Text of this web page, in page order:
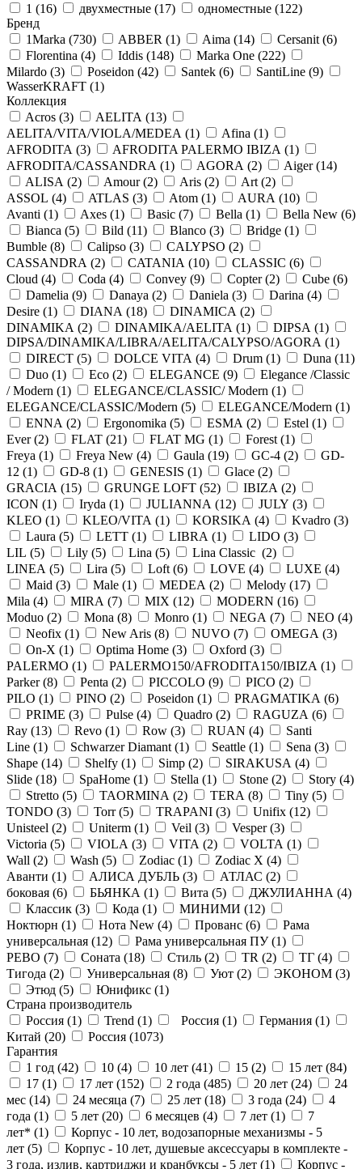
1 (16) двухместные (17) одноместные (122)
Бренд
1Marka (730) ABBER (1) Aima (14) Cersanit (6)
Florentina (4) Iddis (148) Marka One (222)
Milardo (3) Poseidon (42) Santek (6) SantiLine (9)
WasserKRAFT (1)
Коллекция
Acros (3) AELITA (13)
AELITA/VITA/VIOLA/MEDEA (1) Afina (1)
AFRODITA (3) AFRODITA PALERMO IBIZA (1)
AFRODITA/CASSANDRA (1) AGORA (2) Aiger (14)
ALISA (2) Amour (2) Aris (2) Art (2)
ASSOL (4) ATLAS (3) Atom (1) AURA (10)
Avanti (1) Axes (1) Basic (7) Bella (1) Bella New (6)
Bianca (5) Bild (11) Blanco (3) Bridge (1)
Bumble (8) Calipso (3) CALYPSO (2)
CASSANDRA (2) CATANIA (10) CLASSIC (6)
Cloud (4) Coda (4) Convey (9) Copter (2) Cube (6)
Damelia (9) Danaya (2) Daniela (3) Darina (4)
Desire (1) DIANA (18) DINAMICA (2)
DINAMIKA (2) DINAMIKA/AELITA (1) DIPSA (1)
DIPSA/DINAMIKA/LIBRA/AELITA/CALYPSO/AGORA (1)
DIRECT (5) DOLCE VITA (4) Drum (1) Duna (11)
Duo (1) Eco (2) ELEGANCE (9)
Elegance /Classic
/ Modern (1) ELEGANCE/CLASSIC/ Modern (1)
ELEGANCE/CLASSIC/Modern (5) ELEGANCE/Modern (1)
ENNA (2) Ergonomika (5) ESMA (2) Estel (1)
Ever (2) FLAT (21) FLAT MG (1) Forest (1)
Freya (1) Freya New (4) Gaula (19) GC-4 (2)
GD-
12 (1) GD-8 (1) GENESIS (1) Glace (2)
GRACIA (15) GRUNGE LOFT (52) IBIZA (2)
ICON (1) Iryda (1) JULIANNA (12) JULY (3)
KLEO (1) KLEO/VITA (1) KORSIKA (4) Kvadro (3)
Laura (5) LETT (1) LIBRA (1) LIDO (3)
LIL (5) Lily (5) Lina (5) Lina Classic (2)
LINEA (5) Lira (5) Loft (6) LOVE (4) LUXE (4)
Maid (3) Male (1) MEDEA (2) Melody (17)
Mila (4) MIRA (7) MIX (12) MODERN (16)
Moduo (2) Mona (8) Monro (1) NEGA (7) NEO (4)
Neofix (1) New Aris (8) NUVO (7) OMEGA (3)
On-X (1) Optima Home (3) Oxford (3)
PALERMO (1) PALERMO150/AFRODITA150/IBIZA (1)
Parker (8) Penta (2) PICCOLO (9) PICO (2)
PILO (1) PINO (2) Poseidon (1) PRAGMATIKA (6)
PRIME (3) Pulse (4) Quadro (2) RAGUZA (6)
Ray (13) Revo (1) Row (3) RUAN (4)
Santi
Line (1) Schwarzer Diamant (1) Seattle (1) Sena (3)
Shape (14) Shelfy (1) Simp (2) SIRAKUSA (4)
Slide (18) SpaHome (1) Stella (1) Stone (2) Story (4)
Stretto (5) TAORMINA (2) TERA (8) Tiny (5)
TONDO (3) Torr (5) TRAPANI (3) Unifix (12)
Unisteel (2) Uniterm (1) Veil (3) Vesper (3)
Victoria (5) VIOLA (3) VITA (2) VOLTA (1)
Wall (2) Wash (5) Zodiac (1) Zodiac X (4)
Аванти (1) АЛИСА ДУБЛЬ (3) АТЛАС (2)
боковая (6) БЬЯНКА (1) Вита (5) ДЖУЛИАННА (4)
Классик (3) Кода (1) МИНИМИ (12)
Ноктюрн (1) Нота New (4) Прованс (6)
Рама
универсальная (12) Рама универсальная ПУ (1)
РЕВО (7) Соната (18) Стиль (2) ТR (2) ТГ (4)
Тигода (2) Универсальная (8) Уют (2) ЭКОНОМ (3)
Этюд (5) Юнификс (1)
Страна производитель
Россия (1) Trend (1) Россия (1) Германия (1)
Китай (20) Россия (1073)
Гарантия
1 год (42) 10 (4) 10 лет (41) 15 (2) 15 лет (84)
17 (1) 17 лет (152) 2 года (485) 20 лет (24)
24
мес (14) 24 месяца (7) 25 лет (18) 3 года (24)
4
года (1) 5 лет (20) 6 месяцев (4) 7 лет (1)
7
лет* (1)
Корпус - 10 лет, водозапорные механизмы - 5
лет (5)
Корпус - 10 лет, душевые аксессуары в комплекте -
3 года, излив, картриджи и кранбуксы - 5 лет (1) Корпус -